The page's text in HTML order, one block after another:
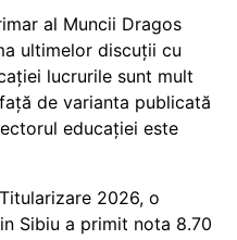
al Muncii Dragos
ultimelor discuții cu
lucrurile sunt mult
de varianta publicată
educației este
2026, o
Sibiu a primit nota 8.70